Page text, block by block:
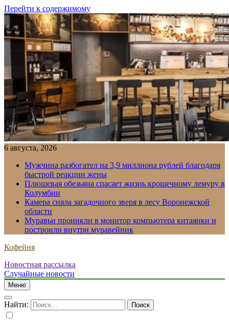
Перейти к содержимому
6 августа, 2026
Мужчина разбогател на 3,9 миллиона рублей благодаря
быстрой реакции жены
Плюшевая обезьяна спасает жизнь крошечному лемуру в
Колумбии
Камера сняла загадочного зверя в лесу Воронежской
области
Муравьи проникли в монитор компьютера китаянки и
построили внутри муравейник
Кофейня
Новостная рассылка
Случайные новости
Меню
Найти: